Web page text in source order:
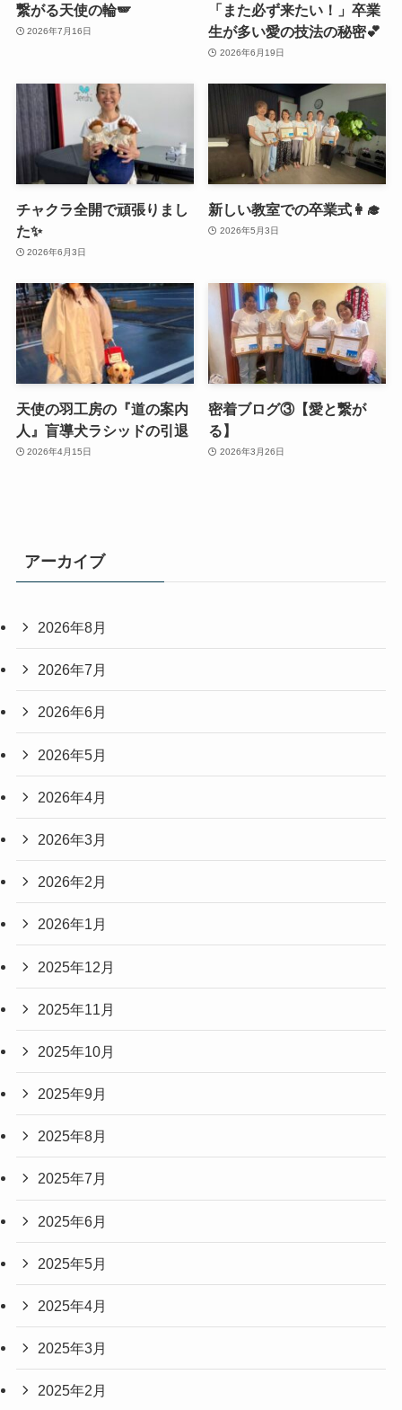
繋がる天使の輪🪽
2026年7月16日
「また必ず来たい！」卒業
生が多い愛の技法の秘密💕
2026年6月19日
チャクラ全開で頑張りまし
た✨
2026年6月3日
新しい教室での卒業式👩‍🎓
2026年5月3日
天使の羽工房の『道の案内
人』盲導犬ラシッドの引退
2026年4月15日
密着ブログ③【愛と繋が
る】
2026年3月26日
アーカイブ
2026年8月
2026年7月
2026年6月
2026年5月
2026年4月
2026年3月
2026年2月
2026年1月
2025年12月
2025年11月
2025年10月
2025年9月
2025年8月
2025年7月
2025年6月
2025年5月
2025年4月
2025年3月
2025年2月